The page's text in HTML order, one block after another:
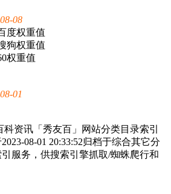
08
01
科资讯「秀友百」网站分类目录索引
08-01 20:33:52归档于综合其它分
服务，供搜索引擎抓取/蜘蛛爬行和